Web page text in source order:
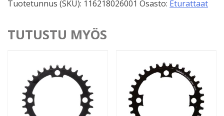
Tuotetunnus (SKU): 116218026001 Osasto: Eturattaat
TUTUSTU MYÖS